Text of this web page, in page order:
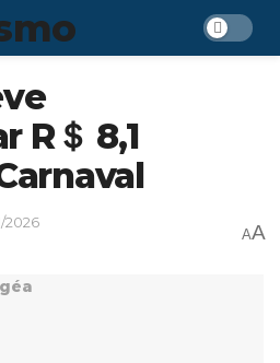
R＄ 8,1
2026
AA